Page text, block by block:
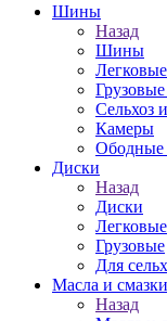
Шины
Назад
Шины
Сельхоз
Камеры
Ободные
Диски
Назад
Диски
Легковые
Грузовые
Для
Масла и смазки
Назад